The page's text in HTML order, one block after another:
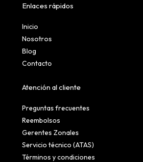
Enlaces rápidos
Inicio
Nosotros
Blog
Contacto
Atención al cliente
Preguntas frecuentes
Reembolsos
Gerentes Zonales
Servicio técnico (ATAS)
Términos y condiciones